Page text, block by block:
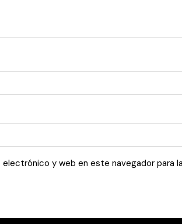
electrónico y web en este navegador para